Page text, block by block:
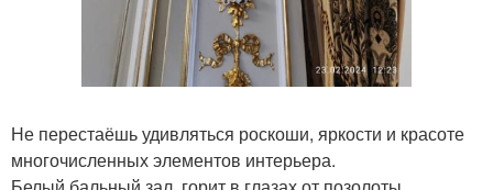
Не перестаёшь удивляться роскоши, яркости и красоте
многочисленных элементов интерьера.